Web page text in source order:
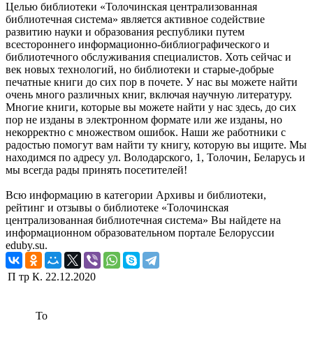
Целью библиотеки «Толочинская централизованная
библиотечная система» является активное содействие
развитию науки и образования республики путем
всестороннего информационно-библиографического и
библиотечного обслуживания специалистов. Хоть сейчас и
век новых технологий, но библиотеки и старые-добрые
печатные книги до сих пор в почете. У нас вы можете найти
очень много различных книг, включая научную литературу.
Многие книги, которые вы можете найти у нас здесь, до сих
пор не изданы в электронном формате или же изданы, но
некорректно с множеством ошибок. Наши же работники с
радостью помогут вам найти ту книгу, которую вы ищите. Мы
находимся по адресу ул. Володарского, 1, Толочин, Беларусь и
мы всегда рады принять посетителей!
Всю информацию в категории Архивы и библиотеки,
рейтинг и отзывы о библиотеке «Толочинская
централизованная библиотечная система» Вы найдете на
информационном образовательном портале Белоруссии
eduby.su.
П тр К. 22.12.2020
То